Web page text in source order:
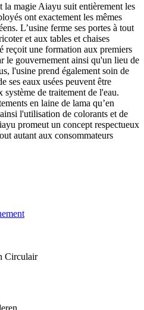
magie Aiayu suit entièrement les
ont exactement les mêmes
L’usine ferme ses portes à tout
et aux tables et chaises
reçoit une formation aux premiers
le gouvernement ainsi qu'un lieu de
l'usine prend également soin de
ses eaux usées peuvent être
système de traitement de l'eau.
en laine de lama qu’en
l'utilisation de colorants et de
promeut un concept respectueux
autant aux consommateurs